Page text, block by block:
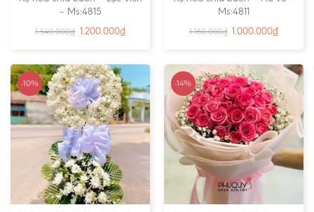
– Ms:4815
1.540.000₫ 1.200.000₫
Ms:4811
1.150.000₫ 1.000.000₫
-10% -14%